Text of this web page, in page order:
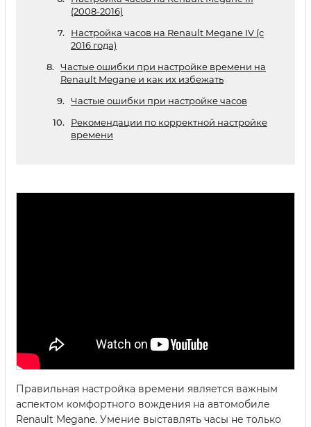
(2008-2016)
Настройка часов на Renault Megane IV (с
2016 года)
Частые ошибки при настройке времени на
Renault Megane и как их избежать
Частые ошибки при настройке часов
Рекомендации по корректной настройке
времени
Правильная настройка времени является важным
аспектом комфортного вождения на автомобиле
Renault Megane. Умение выставлять часы не только